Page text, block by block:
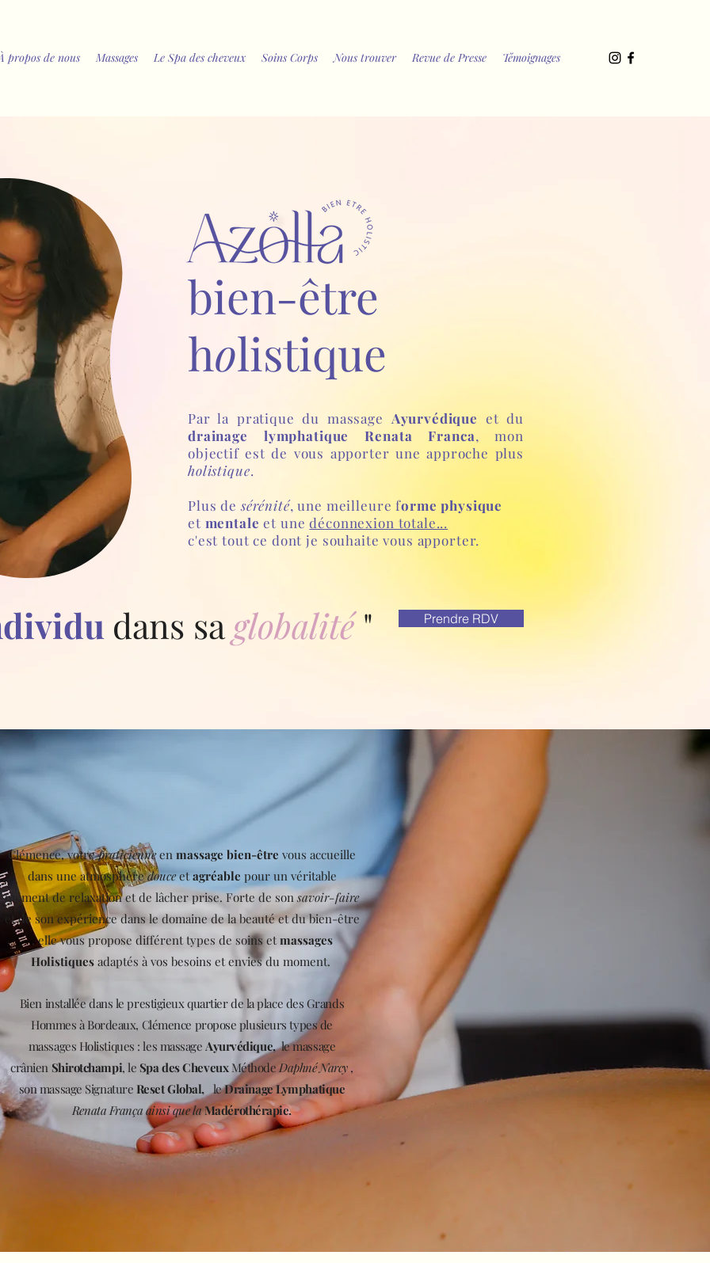
propos de nous Massages Le Spa des cheveux Soins Corps Nous trouver Revue de Presse Témoignages
bien-être
holistique
Par la pratique du massage Ayurvédique et du
drainage lymphatique Renata Franca, mon
objectif est de vous apporter une approche plus
holistique.
Plus desérénité, une meilleure forme physique
et mentaleet unedéconnexion totale...
c'est tout ce dont je souhaite vous apporter.
dans saglobalité" Prendre RDV
Clémence, votrepraticienneen massage bien-être vous accueille
dans une atmosphèredouceetagréable pour un véritable
moment de relaxation et de lâcher prise. Forte de sonsavoir-faire
et de son expérience dans le domaine de la beauté et du bien-être
, elle vous propose différent types de soins etmassages
Holistiquesadaptés à vos besoins et envies du moment.
Bien installée dans le prestigieux quartier de la place des Grands
Hommes à Bordeaux, Clémence propose plusieurs types de
massages Holistiques : les massageAyurvédique,le massage
crânien Shirotchampi, le Spa des CheveuxMéthodeDaphnéNarcy,
son massage Signature Reset Global, leDrainage Lymphatique
Renata França ainsi que laMadérothérapie.